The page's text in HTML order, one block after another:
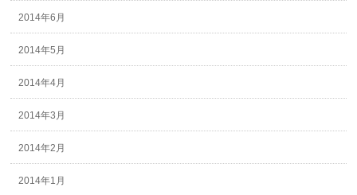
2014年6月
2014年5月
2014年4月
2014年3月
2014年2月
2014年1月